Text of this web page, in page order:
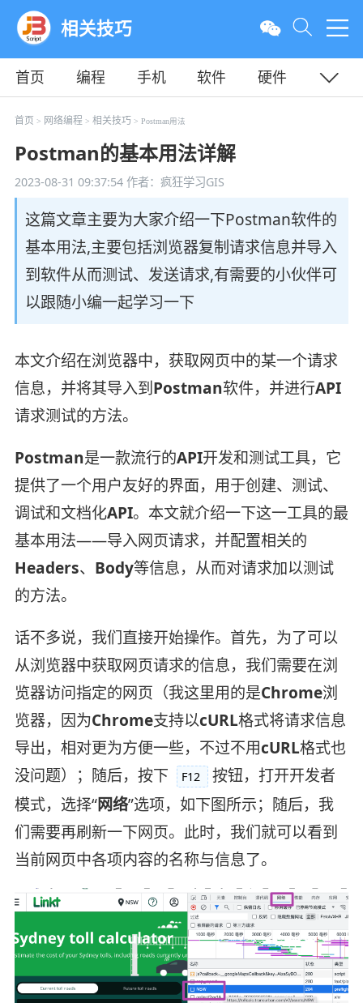
相关技巧
首页 编程 手机 软件
硬件
教程
平面 服务器
首页 > 网络编程 > 相关技巧 > Postman用法
Postman的基本用法详解
2023-08-31 09:37:54作者：疯狂学习GIS
这篇文章主要为大家介绍一下Postman软件的
基本用法,主要包括浏览器复制请求信息并导入
到软件从而测试、发送请求,有需要的小伙伴可
以跟随小编一起学习一下
本文介绍在浏览器中，获取网页中的某一个请求
信息，并将其导入到Postman软件，并进行API
请求测试的方法。
Postman是一款流行的API开发和测试工具，它
提供了一个用户友好的界面，用于创建、测试、
调试和文档化API。本文就介绍一下这一工具的最
基本用法——导入网页请求，并配置相关的
Headers、 Body等信息，从而对请求加以测试
的方法。
话不多说，我们直接开始操作。首先，为了可以
从浏览器中获取网页请求的信息，我们需要在浏
览器访问指定的网页（我这里用的是Chrome浏
览器，因为Chrome支持以cURL格式将请求信息
导出，相对更为方便一些，不过不用cURL格式也
没问题）；随后，按下
F12
按钮，打开开发者
模式，选择“网络”选项，如下图所示；随后，我
们需要再刷新一下网页。此时，我们就可以看到
当前网页中各项内容的名称与信息了。